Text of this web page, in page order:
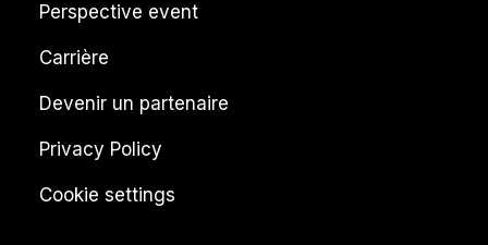
Perspective event
Carrière
Devenir un partenaire
Privacy Policy
Cookie settings